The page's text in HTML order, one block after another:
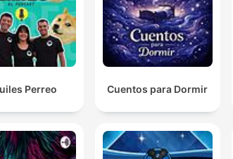
Perreo Cuentos para Dormir